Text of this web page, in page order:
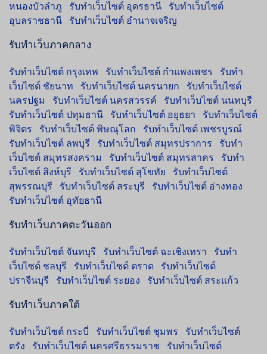
หนองบัวลำภู
รับทำเว็บไซต์ อุดรธานี
รับทำเว็บไซต์
อุบลราชธานี
รับทำเว็บไซต์ อำนาจเจริญ
รับทำเว็บภาคกลาง
รับทำเว็บไซต์ กรุงเทพ รับทำเว็บไซต์ กำแพงเพชร
รับทำ
เว็บไซต์ ชัยนาท
รับทำเว็บไซต์ นครนายก
รับทำเว็บไซต์
นครปฐม
รับทำเว็บไซต์ นครสวรรค์
รับทำเว็บไซต์ นนทบุรี
รับทำเว็บไซต์ ปทุมธานี
รับทำเว็บไซต์ อยุธยา
รับทำเว็บไซต์
พิจิตร
รับทำเว็บไซต์ พิษณุโลก
รับทำเว็บไซต์ เพชรบูรณ์
รับทำเว็บไซต์ ลพบุรี
รับทำเว็บไซต์ สมุทรปราการ
รับทำ
เว็บไซต์ สมุทรสงคราม
รับทำเว็บไซต์ สมุทรสาคร
รับทำ
เว็บไซต์ สิงห์บุรี
รับทำเว็บไซต์ สุโขทัย
รับทำเว็บไซต์
สุพรรณบุรี
รับทำเว็บไซต์ สระบุรี
รับทำเว็บไซต์ อ่างทอง
รับทำเว็บไซต์ อุทัยธานี
รับทำเว็บภาคตะวันออก
รับทำเว็บไซต์ จันทบุรี รับทำเว็บไซต์ ฉะเชิงเทรา
รับทำ
เว็บไซต์ ชลบุรี
รับทำเว็บไซต์ ตราด
รับทำเว็บไซต์
ปราจีนบุรี
รับทำเว็บไซต์ ระยอง รับทำเว็บไซต์ สระแก้ว
รับทำเว็บภาคใต้
รับทำเว็บไซต์ กระบี่ รับทำเว็บไซต์ ชุมพร
รับทำเว็บไซต์
ตรัง
รับทำเว็บไซต์ นครศรีธรรมราช
รับทำเว็บไซต์